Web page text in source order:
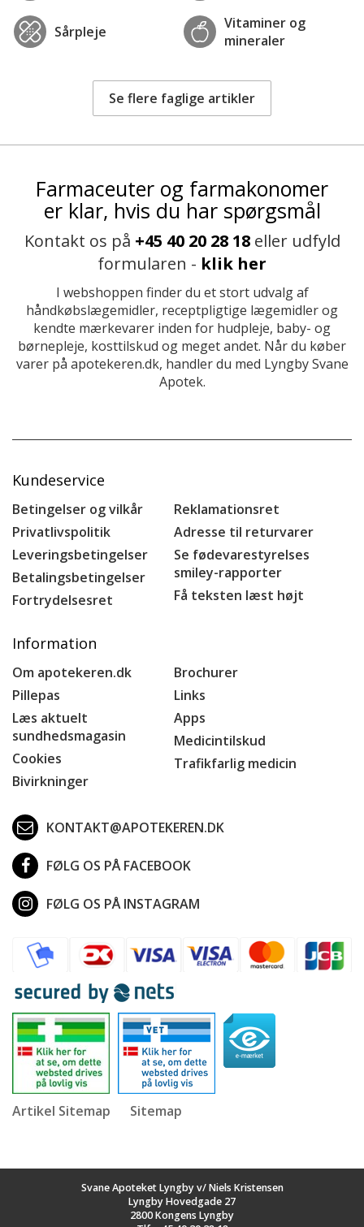
Sårpleje
Vitaminer og
mineraler
Se flere faglige artikler
Farmaceuter og farmakonomer
er klar, hvis du har spørgsmål
Kontakt os på +45 40 20 28 18eller udfyld
formularen - klik her
I webshoppen finder du et stort udvalg af
håndkøbslægemidler, receptpligtige lægemidler og
kendte mærkevarer inden for hudpleje, baby- og
børnepleje, kosttilskud og meget andet. Når du køber
varer på apotekeren.dk, handler du med Lyngby Svane
Apotek.
Kundeservice
Betingelser og vilkår
Privatlivspolitik
Leveringsbetingelser
Betalingsbetingelser
Fortrydelsesret
Reklamationsret
Adresse til returvarer
Se fødevarestyrelses
smiley-rapporter
Få teksten læst højt
Information
Om apotekeren.dk
Pillepas
Læs aktuelt
sundhedsmagasin
Cookies
Bivirkninger
Brochurer
Links
Apps
Medicintilskud
Trafikfarlig medicin
KONTAKT@APOTEKEREN.DK
FØLG OS PÅ FACEBOOK
FØLG OS PÅ INSTAGRAM
Artikel Sitemap Sitemap
Svane Apoteket Lyngby v/ Niels Kristensen
Lyngby Hovedgade 27
2800 Kongens Lyngby